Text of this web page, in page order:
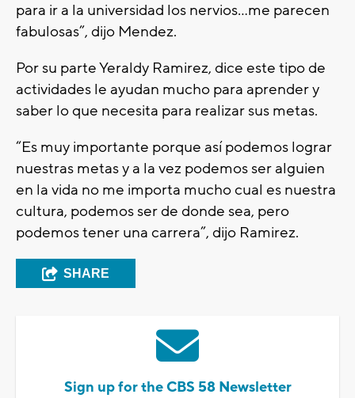
para ir a la universidad los nervios…me parecen
fabulosas”, dijo Mendez.
Por su parte Yeraldy Ramirez, dice este tipo de
actividades le ayudan mucho para aprender y
saber lo que necesita para realizar sus metas.
“Es muy importante porque así podemos lograr
nuestras metas y a la vez podemos ser alguien
en la vida no me importa mucho cual es nuestra
cultura, podemos ser de donde sea, pero
podemos tener una carrera”, dijo Ramirez.
SHARE
Sign up for the CBS 58 Newsletter